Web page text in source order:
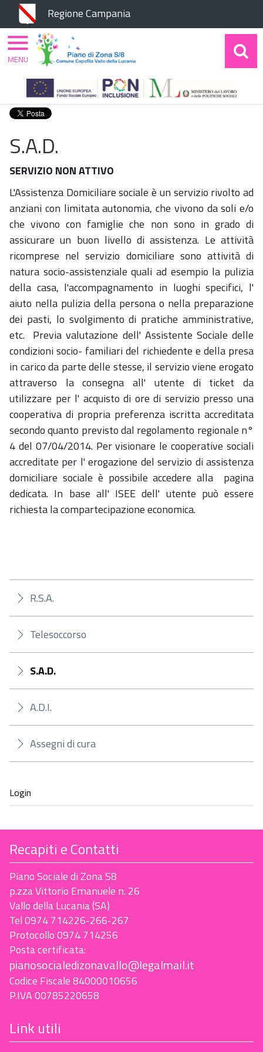
Regione Campania
MENUHome Piano di Zona Aree di Intervento
Anziani
S.A.D.
SERVIZIO NON ATTIVO
L'Assistenza Domiciliare sociale è un servizio rivolto ad
anziani con limitata autonomia, che vivono da soli e/o
che vivono con famiglie che non sono in grado di
assicurare un buon livello di assistenza. Le attività
ricomprese nel servizio domiciliare sono attività di
natura socio-assistenziale quali ad esempio la pulizia
della casa, l'accompagnamento in luoghi specifici, l'
aiuto nella pulizia della persona o nella preparazione
dei pasti, lo svolgimento di pratiche amministrative,
etc. Previa valutazione dell' Assistente Sociale delle
condizioni socio- familiari del richiedente e della presa
in carico da parte delle stesse, il servizio viene erogato
attraverso la consegna all' utente di ticket da
utilizzare per l' acquisto di ore di servizio presso una
cooperativa di propria preferenza iscritta accreditata
secondo quanto previsto dal regolamento regionale n°
4 del 07/04/2014. Per visionare le cooperative sociali
accreditate per l' erogazione del servizio di assistenza
domiciliare sociale è possibile accedere alla pagina
dedicata. In base all' ISEE dell' utente può essere
richiesta la compartecipazione economica.
R.S.A.
Telesoccorso
S.A.D.
A.D.I.
Assegni di cura
Recapiti e Contatti
Piano Sociale di Zona S8
p.zza Vittorio Emanuele n. 26
Vallo della Lucania (SA)
Tel 0974 714226-266-267
Protocollo 0974 714256
Posta certificata:
pianosocialedizonavallo@legalmail.it
Codice Fiscale 84000010656
P.IVA 00785220658
Link utili